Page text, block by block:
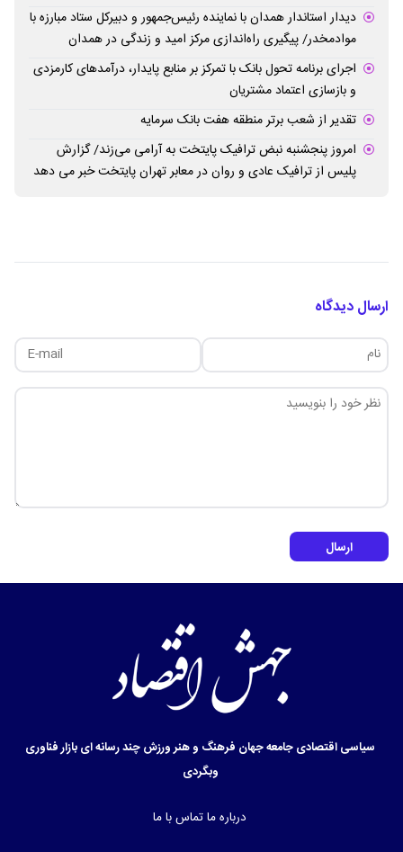
دیدار استاندار همدان با نماینده رئیس‌جمهور و دبیرکل ستاد مبارزه با
موادمخدر/ پیگیری راه‌اندازی مرکز امید و زندگی در همدان
اجرای برنامه تحول بانک با تمرکز بر منابع پایدار، درآمدهای کارمزدی
و بازسازی اعتماد مشتریان
تقدیر از شعب برتر منطقه هفت بانک سرمایه
امروز پنجشنبه نبض ترافیک پایتخت به آرامی می‌زند/ گزارش
پلیس از ترافیک عادی و روان در معابر تهران پایتخت خبر می دهد
ارسال دیدگاه
ارسال
سیاسیاقتصادیجامعهجهان فرهنگ و هنرورزشچند رسانه ایبازارفناوری
وبگردی
درباره ماتماس با ما